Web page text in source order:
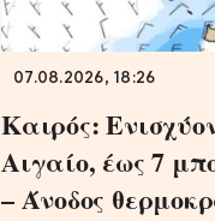
07.08.2026, 18:26
Καιρός:
Αιγαίο, έως 7
– Άνοδος